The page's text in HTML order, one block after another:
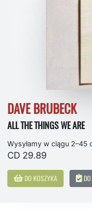
DAVE BRUBECK
ALL THE THINGS WE ARE
Wysyłamy w ciągu 2–45
CD 29.89
DO KOSZYKA